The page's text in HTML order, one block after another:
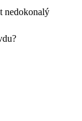
nedokonalý